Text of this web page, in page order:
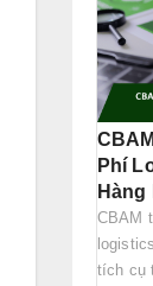
Phí
Hàng
CBAM
tích cụ